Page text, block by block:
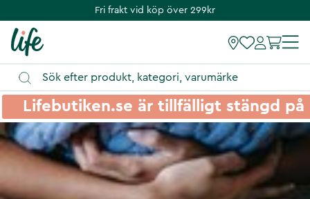
Fri frakt vid köp över 299kr
Lifebutiken.se är tillfälligt stängd